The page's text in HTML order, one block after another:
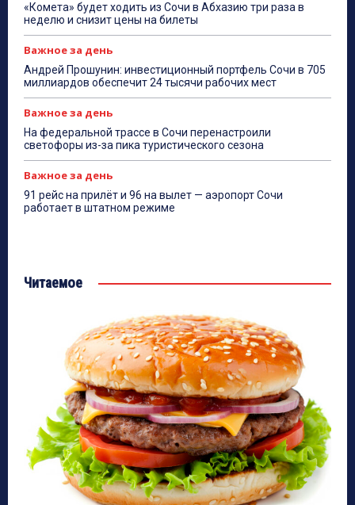
«Комета» будет ходить из Сочи в Абхазию три раза в
неделю и снизит цены на билеты
Важное за день
Андрей Прошунин: инвестиционный портфель Сочи в 705
миллиардов обеспечит 24 тысячи рабочих мест
Важное за день
На федеральной трассе в Сочи перенастроили
светофоры из-за пика туристического сезона
Важное за день
91 рейс на прилёт и 96 на вылет — аэропорт Сочи
работает в штатном режиме
Читаемое